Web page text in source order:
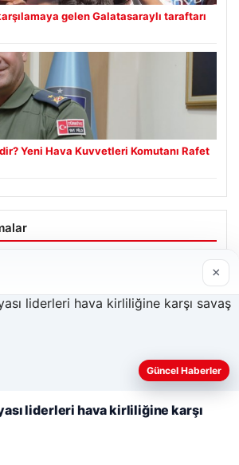
gelen Galatasaraylı taraftarı
Yeni Hava Kuvvetleri Komutanı Rafet
daha iyi anlayabilmek,
×
Güncel Haberler
liderleri hava kirliliğine karşı